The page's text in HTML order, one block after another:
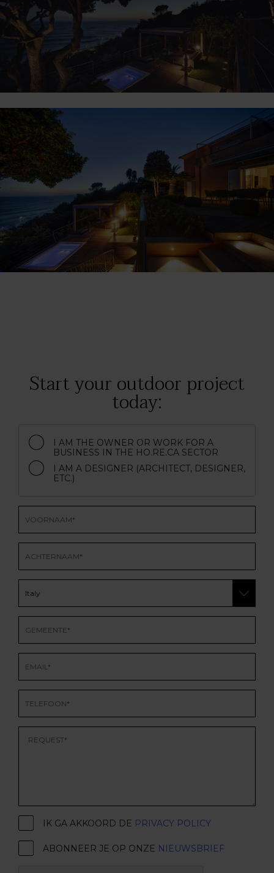
Start your outdoor project
today:
I AM THE OWNER OR WORK FOR A
BUSINESS IN THE HO.RE.CA SECTOR
I AM A DESIGNER (ARCHITECT, DESIGNER,
ETC.)
IK GA AKKOORD DE PRIVACY POLICY
ABONNEER JE OP ONZE NIEUWSBRIEF